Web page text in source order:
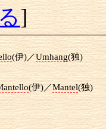
]
(伊)／Umhang(独)
(伊)／Mantel(独)